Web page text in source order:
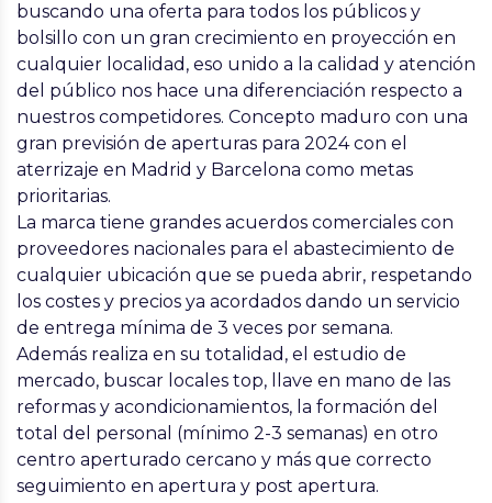
buscando una oferta para todos los públicos y
bolsillo con un gran crecimiento en proyección en
cualquier localidad, eso unido a la calidad y atención
del público nos hace una diferenciación respecto a
nuestros competidores. Concepto maduro con una
gran previsión de aperturas para 2024 con el
aterrizaje en Madrid y Barcelona como metas
prioritarias.
La marca tiene grandes acuerdos comerciales con
proveedores nacionales para el abastecimiento de
cualquier ubicación que se pueda abrir, respetando
los costes y precios ya acordados dando un servicio
de entrega mínima de 3 veces por semana.
Además realiza en su totalidad, el estudio de
mercado, buscar locales top, llave en mano de las
reformas y acondicionamientos, la formación del
total del personal (mínimo 2-3 semanas) en otro
centro aperturado cercano y más que correcto
seguimiento en apertura y post apertura.